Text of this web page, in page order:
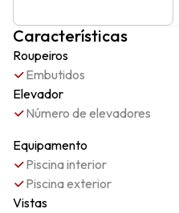
Características
Roupeiros
Embutidos
Elevador
Número de elevadores
Equipamento
Piscina interior
Piscina exterior
Vistas